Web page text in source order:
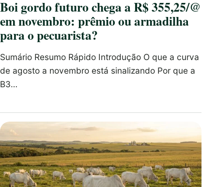
Boi gordo futuro chega a R$ 355,25/@
em novembro: prêmio ou armadilha
para o pecuarista?
Sumário Resumo Rápido Introdução O que a curva
de agosto a novembro está sinalizando Por que a
B3…